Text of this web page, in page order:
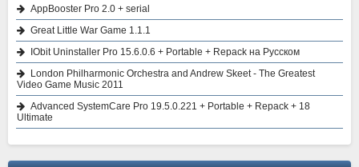
AppBooster Pro 2.0 + serial
Great Little War Game 1.1.1
IObit Uninstaller Pro 15.6.0.6 + Portable + Repack на Русском
London Philharmonic Orchestra and Andrew Skeet - The Greatest
Video Game Music 2011
Advanced SystemCare Pro 19.5.0.221 + Portable + Repack + 18
Ultimate